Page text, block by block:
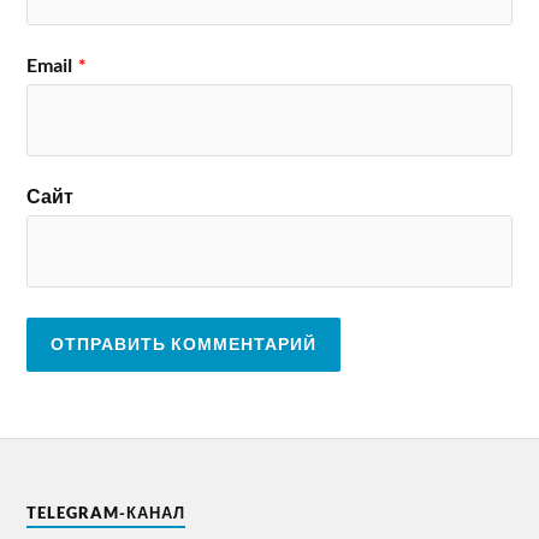
Email *
Сайт
TELEGRAM-КАНАЛ